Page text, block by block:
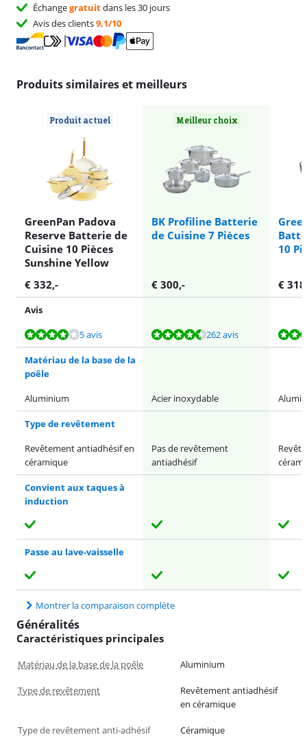
Échangegratuitdans les 30 jours
Avis des clients9,1/10
Produits similaires et meilleurs
Produit actuel
GreenPan Padova
Reserve Batterie de
Cuisine 10 Pièces
Sunshine Yellow
Meilleur choix
BK Profiline Batterie
de Cuisine 7 Pièces
10
€ 332,- € 300,- € 318
Avis
La note est de 8,4 sur 10, basée sur 5 avis.
5 avis
La note est de 9,0 sur 10, basée sur 262 avis. 262 avis
La note est de 8,4 sur 10, basée sur 5 avis.
La note est de 8,4 sur 10, basée sur 5 avis.
Matériau de la base de la
poêle
Aluminium
Acier inoxydable
Type de revêtement
Revêtement antiadhésif en
céramique
Pas de revêtement
antiadhésif
Convient aux taques à
induction
Passe au lave-vaisselle
Montrer la comparaison complète
Généralités
Caractéristiques principales
Matériau de la base de la poêle Aluminium
Type de revêtement
Revêtement antiadhésif
en céramique
Type de revêtement anti-adhésif Céramique